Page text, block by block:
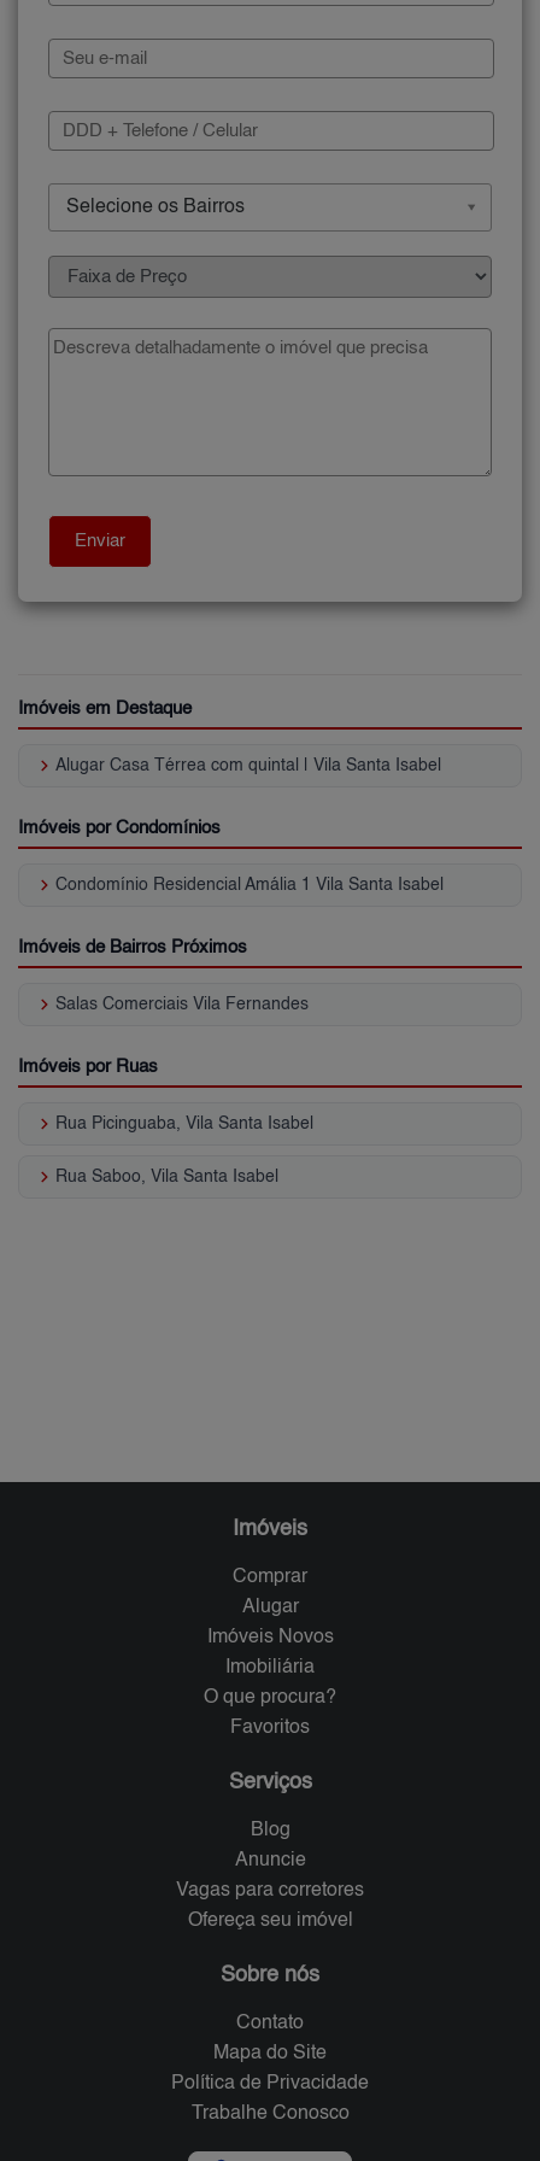
Selecione os Bairros
Imóveis em Destaque
keyboard_arrow_right Alugar Casa Térrea com quintal | Vila Santa Isabel
Imóveis por Condomínios
keyboard_arrow_right Condomínio Residencial Amália 1 Vila Santa Isabel
Imóveis de Bairros Próximos
keyboard_arrow_right Salas Comerciais Vila Fernandes
Imóveis por Ruas
keyboard_arrow_right Rua Picinguaba, Vila Santa Isabel
keyboard_arrow_right Rua Saboo, Vila Santa Isabel
Imóveis
Comprar
Alugar
Imóveis Novos
Imobiliária
O que procura?
Favoritos
Serviços
Blog
Anuncie
Vagas para corretores
Ofereça seu imóvel
Sobre nós
Contato
Mapa do Site
Política de Privacidade
Trabalhe Conosco